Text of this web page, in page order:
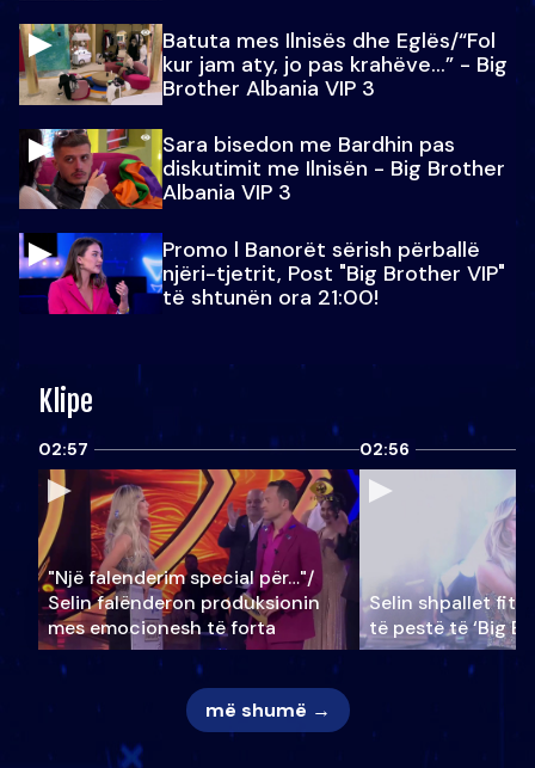
Batuta mes Ilnisës dhe Eglës/“Fol
kur jam aty, jo pas krahëve…” - Big
Brother Albania VIP 3
Sara bisedon me Bardhin pas
diskutimit me Ilnisën - Big Brother
Albania VIP 3
Promo l Banorët sërish përballë
njëri-tjetrit, Post "Big Brother VIP"
të shtunën ora 21:00!
Klipe
02:57
"Një falenderim special për…"/
Selin falënderon produksionin
mes emocionesh të forta
02:56
Selin shpallet
të pestë të ‘Big
më shumë →